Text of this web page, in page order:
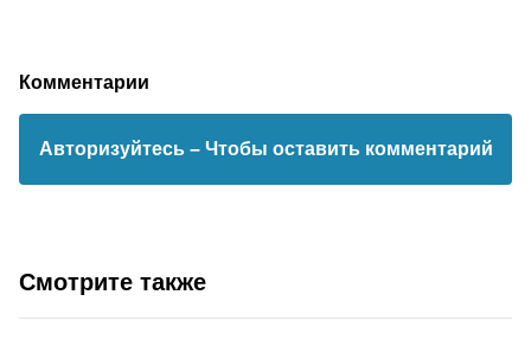
Комментарии
Авторизуйтесь – Чтобы оставить комментарий
Смотрите также